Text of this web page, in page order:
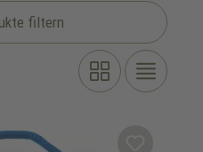
filtern